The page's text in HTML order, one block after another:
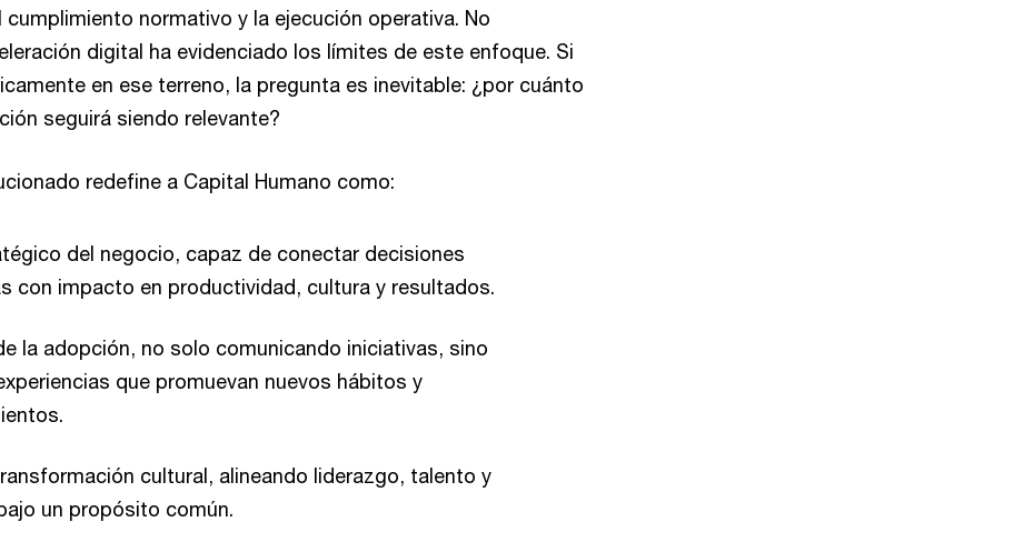
normativo y la ejecución operativa. No
digital ha evidenciado los límites de este enfoque. Si
en ese terreno, la pregunta es inevitable: ¿por cuánto
seguirá siendo relevante?
redefine a Capital Humano como:
del negocio, capaz de conectar decisiones
con impacto en productividad, cultura y resultados.
la adopción, no solo comunicando iniciativas, sino
que promuevan nuevos hábitos y
cultural, alineando liderazgo, talento y
un propósito común.